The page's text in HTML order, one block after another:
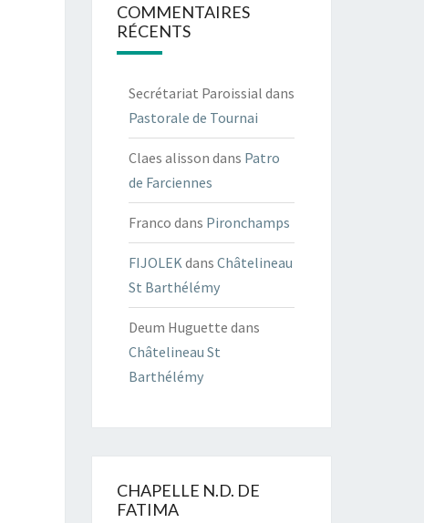
COMMENTAIRES
RÉCENTS
Secrétariat Paroissial dans
Pastorale de Tournai
Claes alisson dans Patro
de Farciennes
Franco dans Pironchamps
FIJOLEK dans Châtelineau
St Barthélémy
Deum Huguette dans
Châtelineau St
Barthélémy
CHAPELLE N.D. DE
FATIMA